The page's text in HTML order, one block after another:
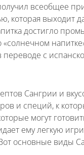
всеобщее
которая выходит
достигло
«солнечном
с
Сангрии и
и специй, к
могут
ему легкую
основные виды
Имя*